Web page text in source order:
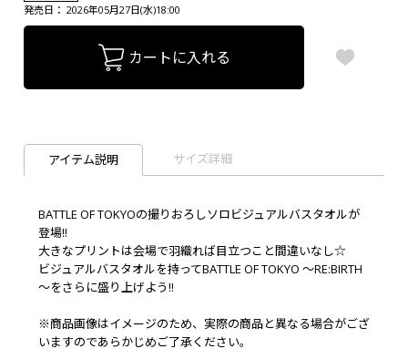
発売日： 2026年05月27日(水)18:00
カートに入れる
アイテム説明 サイズ詳細
BATTLE OF TOKYOの撮りおろしソロビジュアルバスタオルが
登場!!
大きなプリントは会場で羽織れば目立つこと間違いなし☆
ビジュアルバスタオルを持ってBATTLE OF TOKYO ～RE:BIRTH
～をさらに盛り上げよう!!
※商品画像はイメージのため、実際の商品と異なる場合がござ
いますのであらかじめご了承ください。